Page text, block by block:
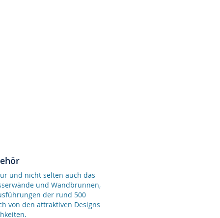
und nicht selten auch das
und Wandbrunnen,
der rund 500
von den attraktiven Designs